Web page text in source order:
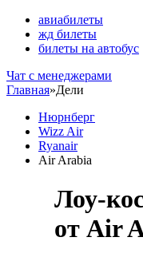
авиабилеты
жд билеты
билеты на автобус
Чат c менеджерами
Главная»Дели
Нюрнберг
Wizz Air
Ryanair
Air Arabia
Лоу-
от Air